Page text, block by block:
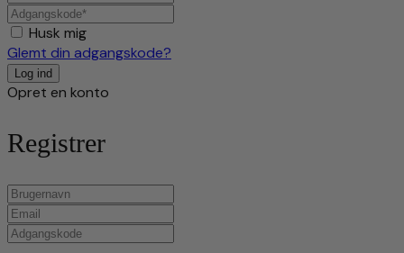
Husk mig
Glemt din adgangskode?
Opret en konto
Registrer